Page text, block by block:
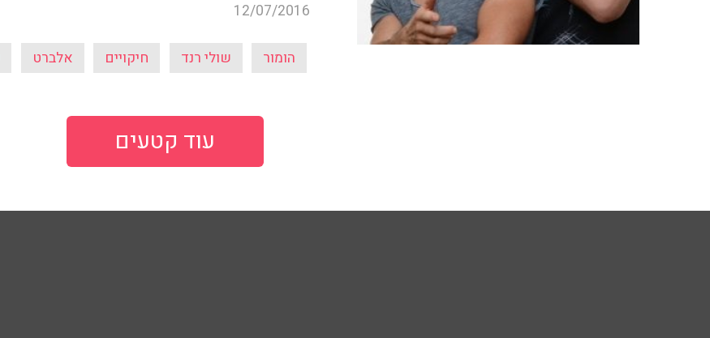
12/07/2016
הומור שולי רנד חיקויים אלברט
עוד קטעים